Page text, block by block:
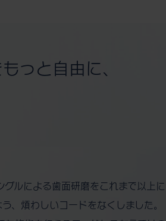
っと自由に、
グルによる歯面研磨をこれまで以上に
、煩わしいコードをなくしました。